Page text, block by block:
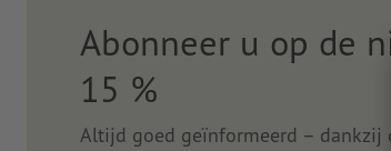
Abonneer u op de
15 %
Altijd goed geïnformeerd – dankzij